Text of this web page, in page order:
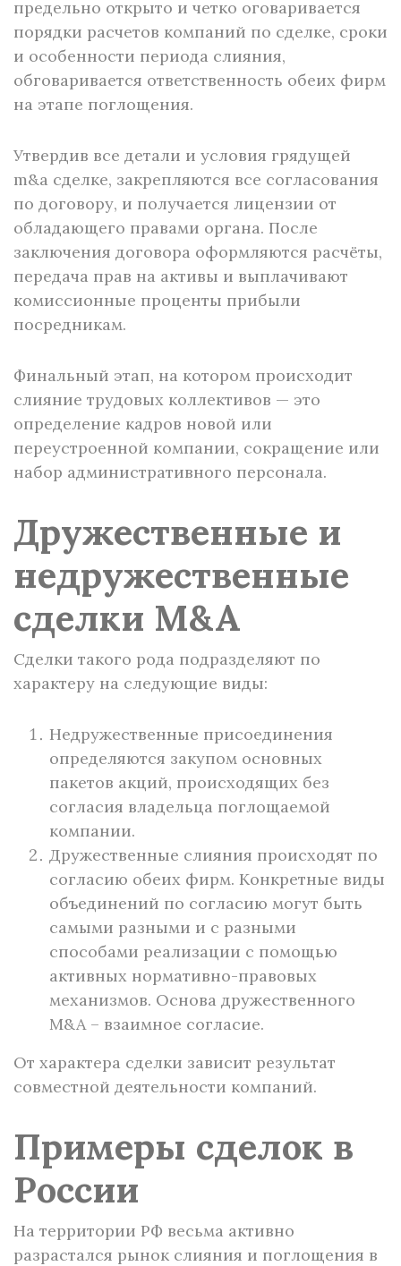
предельно открыто и четко оговаривается
порядки расчетов компаний по сделке, сроки
и особенности периода слияния,
обговаривается ответственность обеих фирм
на этапе поглощения.
Утвердив все детали и условия грядущей
m&a сделке, закрепляются все согласования
по договору, и получается лицензии от
обладающего правами органа. После
заключения договора оформляются расчёты,
передача прав на активы и выплачивают
комиссионные проценты прибыли
посредникам.
Финальный этап, на котором происходит
слияние трудовых коллективов — это
определение кадров новой или
переустроенной компании, сокращение или
набор административного персонала.
Дружественные и
недружественные
сделки M&A
Сделки такого рода подразделяют по
характеру на следующие виды:
Недружественные присоединения
определяются закупом основных
пакетов акций, происходящих без
согласия владельца поглощаемой
компании.
Дружественные слияния происходят по
согласию обеих фирм. Конкретные виды
объединений по согласию могут быть
самыми разными и с разными
способами реализации с помощью
активных нормативно-правовых
механизмов. Основа дружественного
M&A – взаимное согласие.
От характера сделки зависит результат
совместной деятельности компаний.
Примеры сделок в
России
На территории РФ весьма активно
разрастался рынок слияния и поглощения в